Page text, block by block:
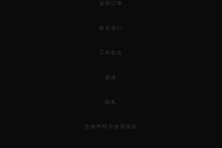
退回订单
联系我们
工作机会
媒体
隐私
法律声明与使用条款